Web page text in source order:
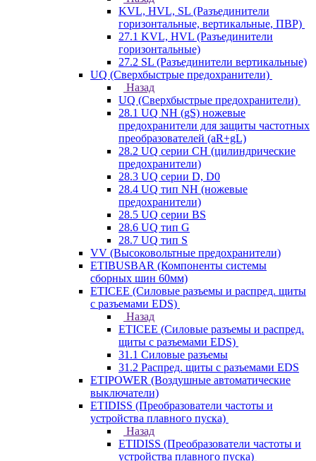
KVL, HVL, SL (Разъединители
горизонтальные, вертикальные, ПВР)
27.1 KVL, HVL (Разъединители
горизонтальные)
27.2 SL (Разъединители вертикальные)
UQ (Сверхбыстрые предохранители)
Назад
UQ (Сверхбыстрые предохранители)
28.1 UQ NH (gS) ножевые
предохранители для защиты частотных
преобразователей (aR+gL)
28.2 UQ серии CH (цилиндрические
предохранители)
28.3 UQ серии D, D0
28.4 UQ тип NH (ножевые
предохранители)
28.5 UQ серии BS
28.6 UQ тип G
28.7 UQ тип S
VV (Высоковольтные предохранители)
ETIBUSBAR (Компоненты системы
сборных шин 60мм)
ETICEE (Силовые разъемы и распред. щиты
с разъемами EDS)
Назад
ETICEE (Силовые разъемы и распред.
щиты с разъемами EDS)
31.1 Силовые разъемы
31.2 Распред. щиты с разъемами EDS
ETIPOWER (Воздушные автоматические
выключатели)
ETIDISS (Преобразователи частоты и
устройства плавного пуска)
Назад
ETIDISS (Преобразователи частоты и
устройства плавного пуска)